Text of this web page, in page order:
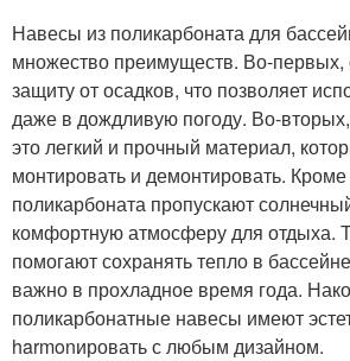
Навесы из поликарбоната для
множество преимуществ. Во-первых,
защиту от осадков, что позволяет
даже в дождливую погоду. Во-
это легкий и прочный материал,
монтировать и демонтировать.
поликарбоната пропускают
комфортную атмосферу для отдыха.
помогают сохранять тепло в
важно в прохладное время года.
поликарбонатные навесы имеют
harmonировать с любым дизайном.